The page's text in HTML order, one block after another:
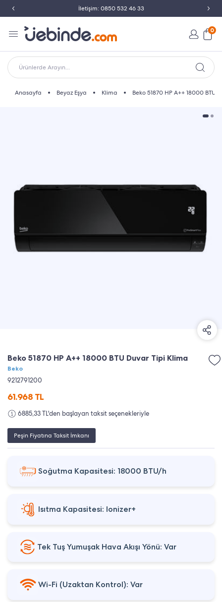
İletişim: 0850 532 46 33
0
Ürünlerde Arayın...
Anasayfa Beyaz Eşya Klima Beko 51870 HP A++ 18000 BTU
Beko 51870 HP A++ 18000 BTU Duvar Tipi Klima
Beko
9212791200
61.968 TL
6885,33 TL'den başlayan taksit seçenekleriyle
Peşin Fiyatına Taksit İmkanı
Soğutma Kapasitesi: 18000 BTU/h
Isıtma Kapasitesi: Ionizer+
Tek Tuş Yumuşak Hava Akışı Yönü: Var
Wi-Fi (Uzaktan Kontrol): Var